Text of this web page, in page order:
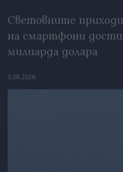
Световните
на смартфони
милиарда долара
3.08.2026